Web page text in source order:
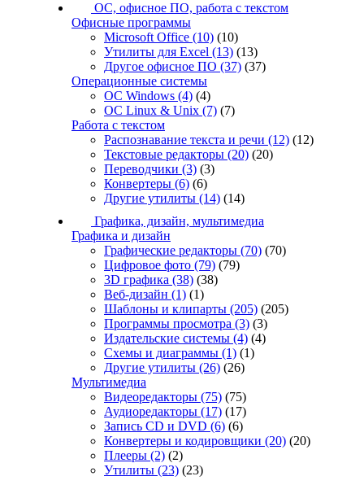
ОС, офисное ПО, работа с текстом
Офисные программы
Microsoft Office (10) (10)
Утилиты для Excel (13) (13)
Другое офисное ПО (37) (37)
Операционные системы
ОС Windows (4) (4)
ОС Linux & Unix (7) (7)
Работа с текстом
Распознавание текста и речи (12) (12)
Текстовые редакторы (20) (20)
Переводчики (3) (3)
Конвертеры (6) (6)
Другие утилиты (14) (14)
Графика, дизайн, мультимедиа
Графика и дизайн
Графические редакторы (70) (70)
Цифровое фото (79) (79)
3D графика (38) (38)
Веб-дизайн (1) (1)
Шаблоны и клипарты (205) (205)
Программы просмотра (3) (3)
Издательские системы (4) (4)
Схемы и диаграммы (1) (1)
Другие утилиты (26) (26)
Мультимедиа
Видеоредакторы (75) (75)
Аудиоредакторы (17) (17)
Запись CD и DVD (6) (6)
Конвертеры и кодировщики (20) (20)
Плееры (2) (2)
Утилиты (23) (23)